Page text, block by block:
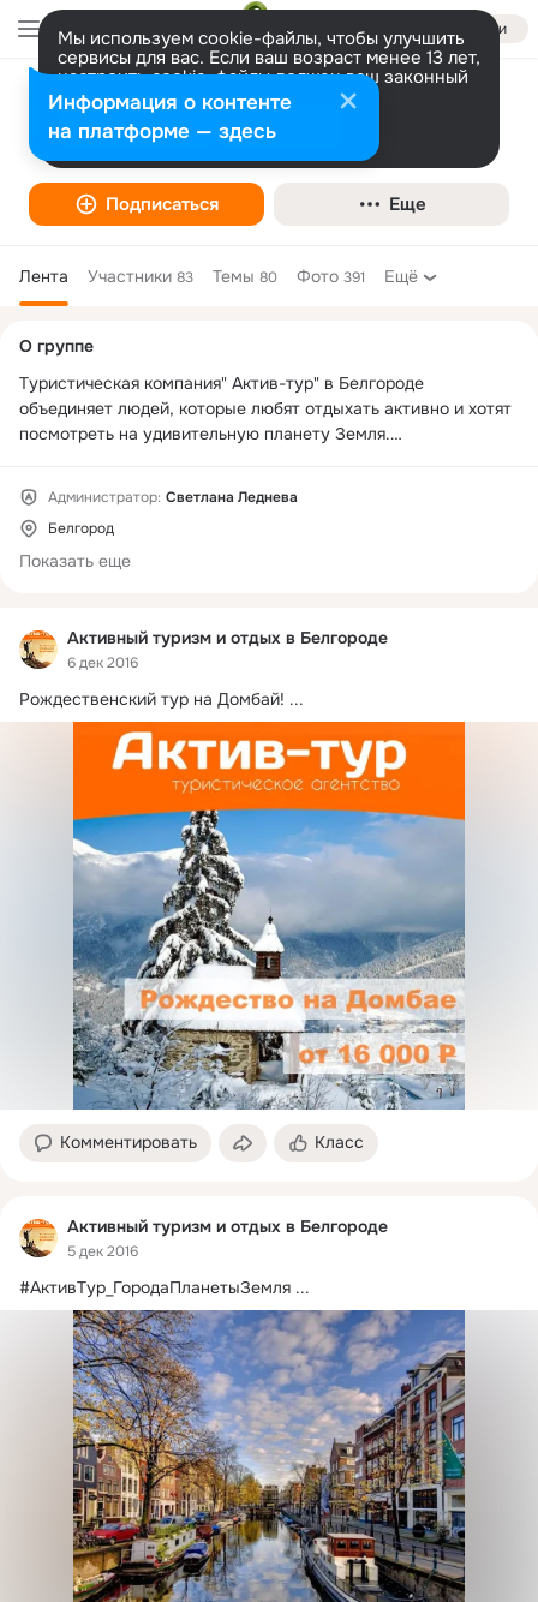
Войти
Мы используем cookie-файлы, чтобы улучшить
сервисы для вас. Если ваш возраст менее 13 лет,
настроить cookie-файлы должен ваш законный
представитель. Больше информации
Разрешить все Настроить
Активный туризм и отдых в Белгороде
Подписаться Еще
Лента Участники 83 Темы 80 Фото 391 Ещё
Активный туризм и отдых в Белгороде
6 дек 2016
Рождественский тур на Домбай! ...
Комментировать Класс
Активный туризм и отдых в Белгороде
5 дек 2016
#АктивТур_ГородаПланетыЗемля ...
колонка
О группе
Туристическая компания" Актив-тур" в Белгороде
объединяет людей, которые любят отдыхать активно и хотят
посмотреть на удивительную планету Земля.
Администратор: Светлана Леднева
Белгород
Показать еще
Информация о контенте
на платформе — здесь